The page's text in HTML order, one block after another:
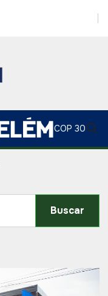
COP 30
Buscar